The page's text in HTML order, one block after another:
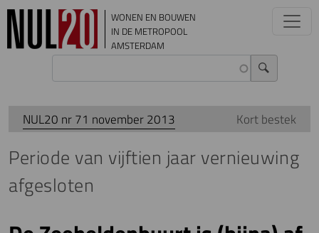
Overslaan en naar de inhoud gaan
WONEN EN BOUWEN
IN DE METROPOOL
AMSTERDAM
NUL20 nr 71 november 2013 Kort bestek
Periode van vijftien jaar vernieuwing
afgesloten